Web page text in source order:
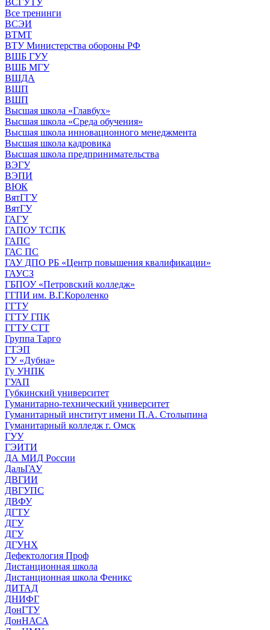
Все тренинги
ВСЭИ
ВТМТ
ВТУ Министерства обороны РФ
ВШБ ГУУ
ВШБ МГУ
ВШДА
ВШП
ВШП
Высшая школа «Главбух»
Высшая школа «Среда обучения»
Высшая школа инновационного менеджмента
Высшая школа кадровика
Высшая школа предпринимательства
ВЭГУ
ВЭПИ
ВЮК
ВятГГУ
ВятГУ
ГАГУ
ГАПОУ ТСПК
ГАПС
ГАС ПС
ГАУ ДПО РБ «Центр повышения квалификации»
ГАУСЗ
ГБПОУ «Петровский колледж»
ГГПИ им. В.Г.Короленко
ГГТУ
ГГТУ ГПК
ГГТУ СТТ
Группа Тарго
ГТЭП
ГУ «Дубна»
Гу УНПК
ГУАП
Губкинский университет
Гуманитарно-технический университет
Гуманитарный институт имени П.А. Столыпина
Гуманитарный колледж г. Омск
ГУУ
ГЭИТИ
ДА МИД России
ДальГАУ
ДВГИИ
ДВГУПС
ДВФУ
ДГТУ
ДГУ
ДГУ
ДГУНХ
Дефектология Проф
Дистанционная школа
Дистанционная школа Феникс
ДИТАД
ДНИФГ
ДонГТУ
ДонНАСА